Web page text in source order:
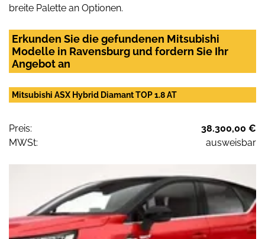
breite Palette an Optionen.
Erkunden Sie die gefundenen Mitsubishi
Modelle in Ravensburg und fordern Sie Ihr
Angebot an
Mitsubishi ASX Hybrid Diamant TOP 1.8 AT
Preis:
38.300,00 €
MWSt:
ausweisbar